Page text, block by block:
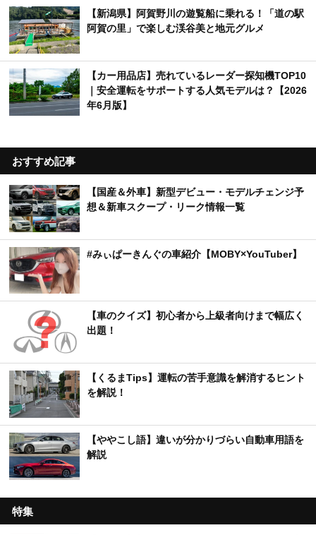
【新潟県】阿賀野川の遊覧船に乗れる！「道の駅
阿賀の里」で楽しむ渓谷美と地元グルメ
【カー用品店】売れているレーダー探知機TOP10
｜安全運転をサポートする人気モデルは？【2026
年6月版】
おすすめ記事
【国産＆外車】新型デビュー・モデルチェンジ予
想＆新車スクープ・リーク情報一覧
#みぃぱーきんぐの車紹介【MOBY×YouTuber】
【車のクイズ】初心者から上級者向けまで幅広く
出題！
【くるまTips】運転の苦手意識を解消するヒント
を解説！
【ややこし語】違いが分かりづらい自動車用語を
解説
特集